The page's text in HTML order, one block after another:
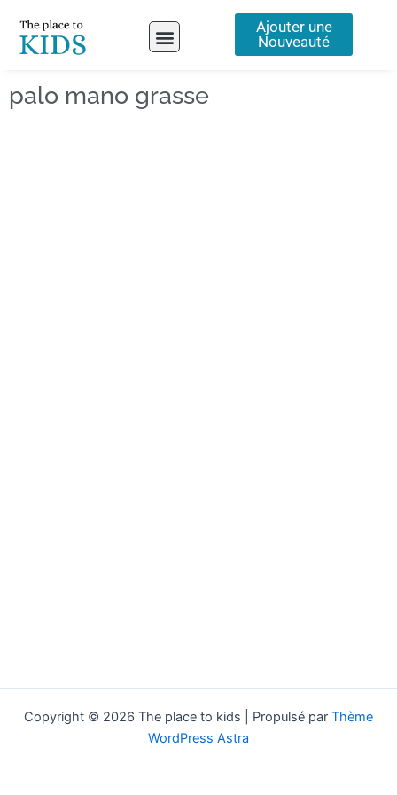
contenu
Ajouter une
Nouveauté
palo mano grasse
Copyright © 2026 The place to kids | Propulsé par Thème
WordPress Astra